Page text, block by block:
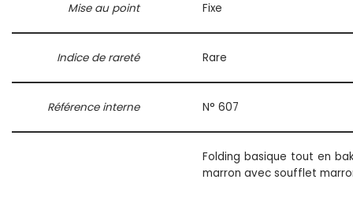
Mise au point Fixe
Indice de rareté Rare
Référence interne N° 607
Folding basique tout en
marron avec soufflet